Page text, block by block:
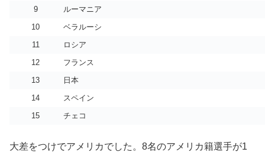
9 ルーマニア
10 ベラルーシ
11 ロシア
12 フランス
13 日本
14 スペイン
15 チェコ
大差をつけでアメリカでした。8名のアメリカ籍選手が1